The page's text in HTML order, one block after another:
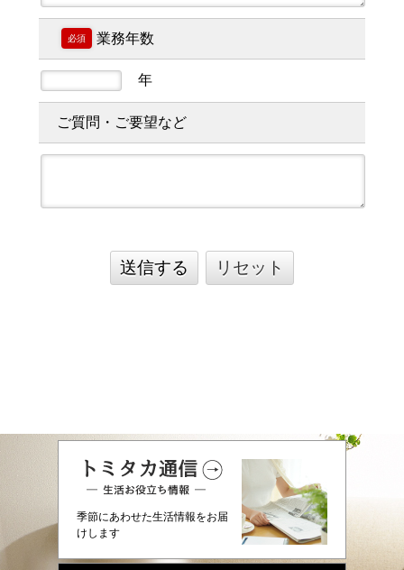
業務年数
必須
年
ご質問・ご要望など
送信する リセット
季節にあわせた生活情報をお届
けします